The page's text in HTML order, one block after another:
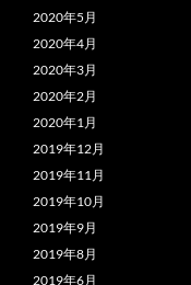
2020年5月
2020年4月
2020年3月
2020年2月
2020年1月
2019年12月
2019年11月
2019年10月
2019年9月
2019年8月
2019年6月